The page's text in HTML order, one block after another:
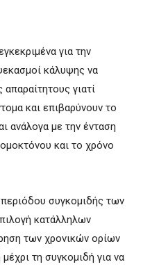
για την
κάλυψης να
γιατί
και επιβαρύνουν το
ανάλογα με την ένταση
και το χρόνο
συγκομιδής των
κατάλληλων
των χρονικών ορίων
τη συγκομιδή για να